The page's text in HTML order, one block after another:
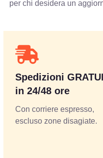
per chi desidera un
Spedizioni
in 24/48 ore
Con corriere espresso,
escluso zone disagiate.